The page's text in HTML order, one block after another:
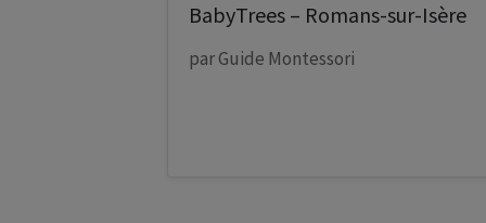
BabyTrees – Romans-sur-Isère
parGuide Montessori